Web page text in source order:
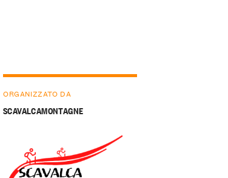
ORGANIZZATO DA
SCAVALCAMONTAGNE